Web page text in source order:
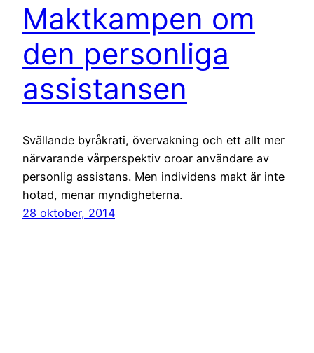
Maktkampen om
den personliga
assistansen
Svällande byråkrati, övervakning och ett allt mer
närvarande vårperspektiv oroar användare av
personlig assistans. Men individens makt är inte
hotad, menar myndigheterna.
28 oktober, 2014